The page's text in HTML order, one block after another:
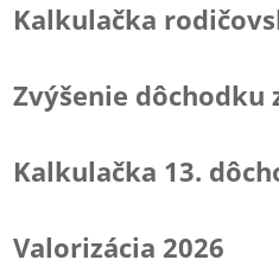
Kalkulačka
Zvýšenie dôchodku
Kalkulačka 13.
Valorizácia 2026